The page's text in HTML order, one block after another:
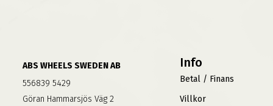
ABS WHEELS SWEDEN AB
556839 5429
Göran Hammarsjös Väg 2
Info
Betal / Finans
Villkor